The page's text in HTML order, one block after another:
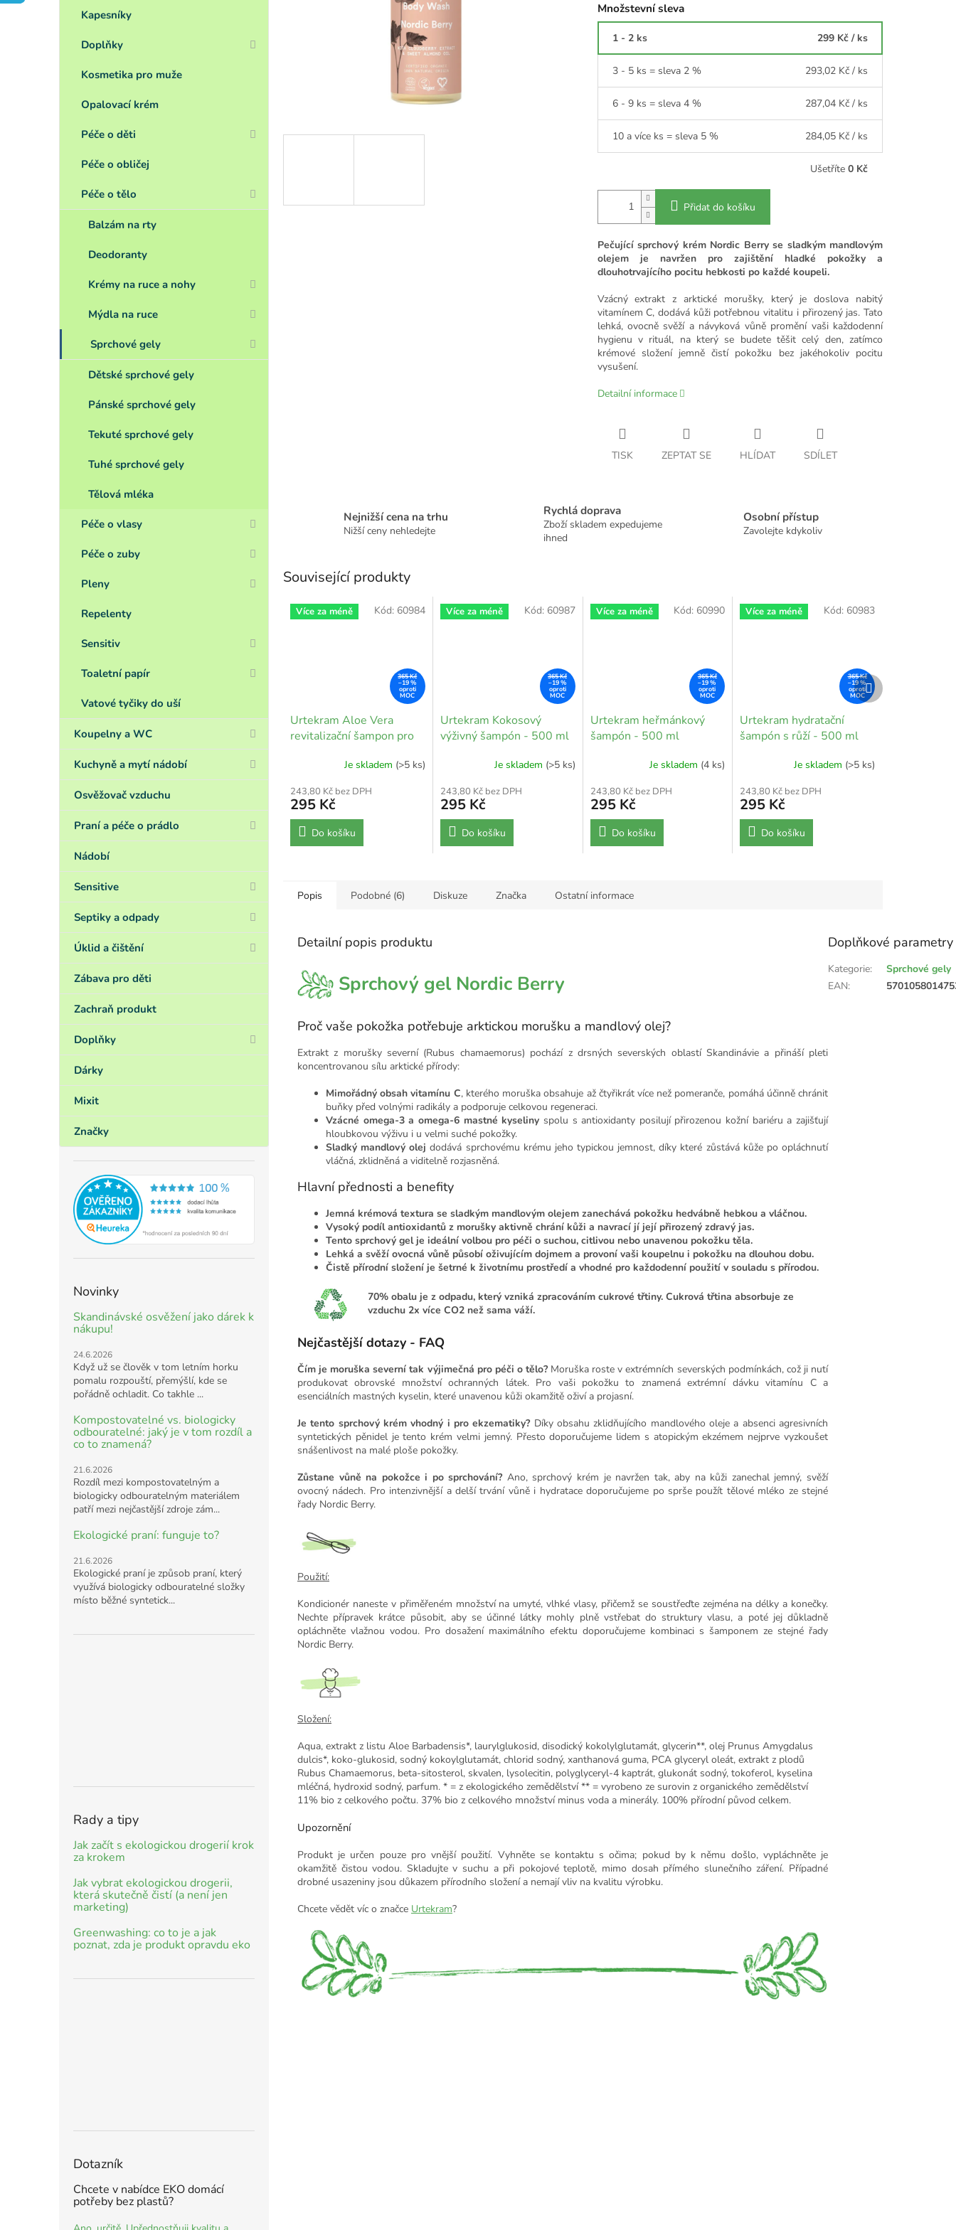
Kapesníky
Doplňky
Kosmetika pro muže
Opalovací krém
Péče o děti
Péče o obličej
Péče o tělo
Balzám na rty
Deodoranty
Krémy na ruce a nohy
Mýdla na ruce
Sprchové gely
Dětské sprchové gely
Pánské sprchové gely
Tekuté sprchové gely
Tuhé sprchové gely
Tělová mléka
Péče o vlasy
Péče o zuby
Pleny
Repelenty
Sensitiv
Toaletní papír
Vatové tyčiky do uší
Koupelny a WC
Kuchyně a mytí nádobí
Osvěžovač vzduchu
Praní a péče o prádlo
Nádobí
Sensitive
Septiky a odpady
Úklid a čištění
Zábava pro děti
Zachraň produkt
Doplňky
Dárky
Mixit
Značky
Novinky
Skandinávské osvěžení jako dárek k
nákupu!
24.6.2026
Když už se člověk v tom letním horku
pomalu rozpouští, přemýšlí, kde se
pořádně ochladit. Co takhle ...
Kompostovatelné vs. biologicky
odbouratelné: jaký je v tom rozdíl a
co to znamená?
21.6.2026
Rozdíl mezi kompostovatelným a
biologicky odbouratelným materiálem
patří mezi nejčastější zdroje zám...
Ekologické praní: funguje to?
21.6.2026
Ekologické praní je způsob praní, který
využívá biologicky odbouratelné složky
místo běžné syntetick...
Rady a tipy
Jak začít s ekologickou drogerií krok
za krokem
Jak vybrat ekologickou drogerii,
která skutečně čistí (a není jen
marketing)
Greenwashing: co to je a jak
poznat, zda je produkt opravdu eko
Dotazník
Chcete v nabídce EKO domácí
potřeby bez plastů?
Množstevní sleva
1 - 2 ks 299 Kč / ks
3 - 5 ks = sleva 2 % 293,02 Kč / ks
6 - 9 ks = sleva 4 % 287,04 Kč / ks
10 a více ks = sleva 5 % 284,05 Kč / ks
Ušetříte 0 Kč
Přidat do košíku
Pečující sprchový krém Nordic Berry se sladkým mandlovým
olejem je navržen pro zajištění hladké pokožky a
dlouhotrvajícího pocitu hebkosti po každé koupeli.
Vzácný extrakt z arktické morušky, který je doslova nabitý
vitamínem C, dodává kůži potřebnou vitalitu i přirozený jas. Tato
lehká, ovocně svěží a návyková vůně promění vaši každodenní
hygienu v rituál, na který se budete těšit celý den, zatímco
krémové složení jemně čistí pokožku bez jakéhokoliv pocitu
vysušení.
Detailní informace
TISK ZEPTAT SE HLÍDAT SDÍLET
Nejnižší cena na trhu
Nižší ceny nehledejte
Rychlá doprava
Zboží skladem expedujeme
ihned
Osobní přístup
Zavolejte kdykoliv
Související produkty
Více za méně
365 Kč
–19 %
Urtekram Aloe Vera
revitalizační šampon pro
Je skladem (>5 ks)
243,80 Kč bez DPH
295 Kč
Do košíku
Kód: 60984 Více za méně
365 Kč
–19 %
Urtekram Kokosový
výživný šampón - 500 ml
Je skladem (>5 ks)
243,80 Kč bez DPH
295 Kč
Do košíku
Kód: 60987 Více za méně
365 Kč
–19 %
Urtekram heřmánkový
šampón - 500 ml
Je skladem (4 ks)
243,80 Kč bez DPH
295 Kč
Do košíku
Kód: 60990 Více za méně
365 Kč
–19 %
Urtekram hydratační
šampón s růží - 500 ml
Je skladem (>5 ks)
243,80 Kč bez DPH
295 Kč
Do košíku
Kód: 60983
Další
produkt
Popis Podobné (6) Diskuze Značka Ostatní informace
Detailní popis produktu
Sprchový gel Nordic Berry
Proč vaše pokožka potřebuje arktickou morušku a mandlový olej?
Extrakt z morušky severní (Rubus chamaemorus) pochází z drsných severských oblastí Skandinávie a přináší pleti
koncentrovanou sílu arktické přírody:
Mimořádný obsah vitamínu C, kterého moruška obsahuje až čtyřikrát více než pomeranče, pomáhá účinně chránit
buňky před volnými radikály a podporuje celkovou regeneraci.
Vzácné omega-3 a omega-6 mastné kyseliny spolu s antioxidanty posilují přirozenou kožní bariéru a zajišťují
hloubkovou výživu i u velmi suché pokožky.
Sladký mandlový olej dodává sprchovému krému jeho typickou jemnost, díky které zůstává kůže po opláchnutí
vláčná, zklidněná a viditelně rozjasněná.
Hlavní přednosti a benefity
Jemná krémová textura se sladkým mandlovým olejem zanechává pokožku hedvábně hebkou a vláčnou.
Vysoký podíl antioxidantů z morušky aktivně chrání kůži a navrací jí její přirozený zdravý jas.
Tento sprchový gel je ideální volbou pro péči o suchou, citlivou nebo unavenou pokožku těla.
Lehká a svěží ovocná vůně působí oživujícím dojmem a provoní vaši koupelnu i pokožku na dlouhou dobu.
Čistě přírodní složení je šetrné k životnímu prostředí a vhodné pro každodenní použití v souladu s přírodou.
70% obalu je z odpadu, který vzniká zpracováním cukrové třtiny. Cukrová třtina absorbuje ze
vzduchu 2x více CO2 než sama váží.
Nejčastější dotazy - FAQ
Čím je moruška severní tak výjimečná pro péči o tělo?Moruška roste v extrémních severských podmínkách, což ji nutí
produkovat obrovské množství ochranných látek. Pro vaši pokožku to znamená extrémní dávku vitamínu C a
esenciálních mastných kyselin, které unavenou kůži okamžitě oživí a projasní.
Je tento sprchový krém vhodný i pro ekzematiky?Díky obsahu zklidňujícího mandlového oleje a absenci agresivních
syntetických pěnidel je tento krém velmi jemný. Přesto doporučujeme lidem s atopickým ekzémem nejprve vyzkoušet
snášenlivost na malé ploše pokožky.
Zůstane vůně na pokožce i po sprchování?Ano, sprchový krém je navržen tak, aby na kůži zanechal jemný, svěží
ovocný nádech. Pro intenzivnější a delší trvání vůně i hydratace doporučujeme po sprše použít tělové mléko ze stejné
řady Nordic Berry.
Použití:
Kondicionér naneste v přiměřeném množství na umyté, vlhké vlasy, přičemž se soustřeďte zejména na délky a konečky.
Nechte přípravek krátce působit, aby se účinné látky mohly plně vstřebat do struktury vlasu, a poté jej důkladně
opláchněte vlažnou vodou. Pro dosažení maximálního efektu doporučujeme kombinaci s šamponem ze stejné řady
Nordic Berry.
Složení:
Aqua, extrakt z listu Aloe Barbadensis*, laurylglukosid, disodický kokolylglutamát, glycerin**, olej Prunus Amygdalus
dulcis*, koko-glukosid, sodný kokoylglutamát, chlorid sodný, xanthanová guma, PCA glyceryl oleát, extrakt z plodů
Rubus Chamaemorus, beta-sitosterol, skvalen, lysolecitin, polyglyceryl-4 kaptrát, glukonát sodný, tokoferol, kyselina
mléčná, hydroxid sodný, parfum. * = z ekologického zemědělství ** = vyrobeno ze surovin z organického zemědělství
11% bio z celkového počtu. 37% bio z celkového množství minus voda a minerály. 100% přírodní původ celkem.
Upozornění
Produkt je určen pouze pro vnější použití. Vyhněte se kontaktu s očima; pokud by k němu došlo, vypláchněte je
okamžitě čistou vodou. Skladujte v suchu a při pokojové teplotě, mimo dosah přímého slunečního záření. Případné
drobné usazeniny jsou důkazem přírodního složení a nemají vliv na kvalitu výrobku.
Chcete vědět víc o značce Urtekram?
Doplňkové parametry
Kategorie:
Sprchové gely
EAN: